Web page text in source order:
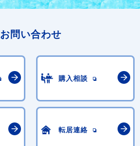
お問い合わせ
購入相談
転居連絡